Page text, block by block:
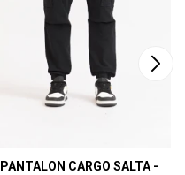
PANTALON CARGO SALTA -